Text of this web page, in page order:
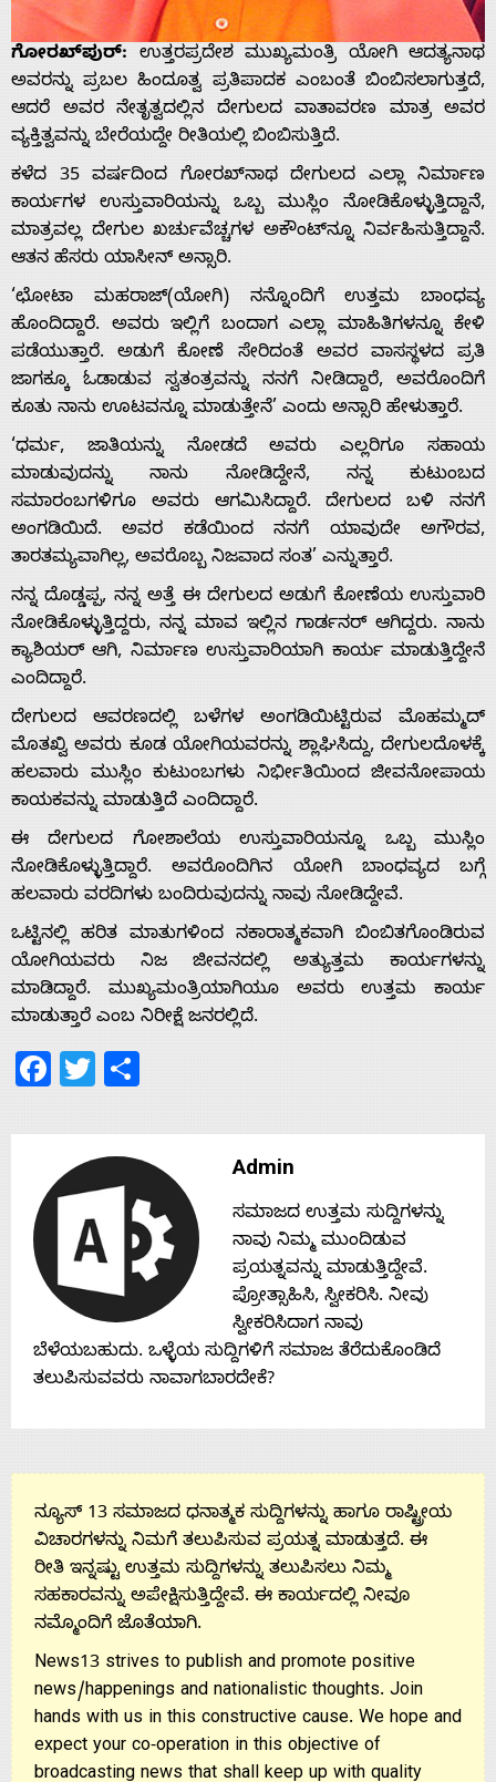
Home
About
Us
Advertise
With
s
Contact
Us
ಗೋರಖ್‌ಪುರ್: ಉತ್ತರಪ್ರದೇಶ ಮುಖ್ಯಮಂತ್ರಿ ಯೋಗಿ ಆದತ್ಯನಾಥ
ಅವರನ್ನು ಪ್ರಬಲ ಹಿಂದೂತ್ವ ಪ್ರತಿಪಾದಕ ಎಂಬಂತೆ ಬಿಂಬಿಸಲಾಗುತ್ತದೆ,
ಆದರೆ ಅವರ ನೇತೃತ್ವದಲ್ಲಿನ ದೇಗುಲದ ವಾತಾವರಣ ಮಾತ್ರ ಅವರ
ವ್ಯಕ್ತಿತ್ವವನ್ನು ಬೇರೆಯದ್ದೇ ರೀತಿಯಲ್ಲಿ ಬಿಂಬಿಸುತ್ತಿದೆ.
ಕಳೆದ 35 ವರ್ಷದಿಂದ ಗೋರಖ್‌ನಾಥ ದೇಗುಲದ ಎಲ್ಲಾ ನಿರ್ಮಾಣ
ಕಾರ್ಯಗಳ ಉಸ್ತುವಾರಿಯನ್ನು ಒಬ್ಬ ಮುಸ್ಲಿಂ ನೋಡಿಕೊಳ್ಳುತ್ತಿದ್ದಾನೆ,
ಮಾತ್ರವಲ್ಲ ದೇಗುಲ ಖರ್ಚುವೆಚ್ಚಗಳ ಅಕೌಂಟ್‌ನ್ನೂ ನಿರ್ವಹಿಸುತ್ತಿದ್ದಾನೆ.
ಆತನ ಹೆಸರು ಯಾಸೀನ್ ಅನ್ಸಾರಿ.
‘ಛೋಟಾ ಮಹರಾಜ್(ಯೋಗಿ) ನನ್ನೊಂದಿಗೆ ಉತ್ತಮ ಬಾಂಧವ್ಯ
ಹೊಂದಿದ್ದಾರೆ. ಅವರು ಇಲ್ಲಿಗೆ ಬಂದಾಗ ಎಲ್ಲಾ ಮಾಹಿತಿಗಳನ್ನೂ ಕೇಳಿ
ಪಡೆಯುತ್ತಾರೆ. ಅಡುಗೆ ಕೋಣೆ ಸೇರಿದಂತೆ ಅವರ ವಾಸಸ್ಥಳದ ಪ್ರತಿ
ಜಾಗಕ್ಕೂ ಓಡಾಡುವ ಸ್ವತಂತ್ರವನ್ನು ನನಗೆ ನೀಡಿದ್ದಾರೆ, ಅವರೊಂದಿಗೆ
ಕೂತು ನಾನು ಊಟವನ್ನೂ ಮಾಡುತ್ತೇನೆ’ ಎಂದು ಅನ್ಸಾರಿ ಹೇಳುತ್ತಾರೆ.
‘ಧರ್ಮ, ಜಾತಿಯನ್ನು ನೋಡದೆ ಅವರು ಎಲ್ಲರಿಗೂ ಸಹಾಯ
ಮಾಡುವುದನ್ನು ನಾನು ನೋಡಿದ್ದೇನೆ, ನನ್ನ ಕುಟುಂಬದ
ಸಮಾರಂಬಗಳಿಗೂ ಅವರು ಆಗಮಿಸಿದ್ದಾರೆ. ದೇಗುಲದ ಬಳಿ ನನಗೆ
ಅಂಗಡಿಯಿದೆ. ಅವರ ಕಡೆಯಿಂದ ನನಗೆ ಯಾವುದೇ ಅಗೌರವ,
ತಾರತಮ್ಯವಾಗಿಲ್ಲ, ಅವರೊಬ್ಬ ನಿಜವಾದ ಸಂತ’ ಎನ್ನುತ್ತಾರೆ.
ನನ್ನ ದೊಡ್ಡಪ್ಪ, ನನ್ನ ಅತ್ತೆ ಈ ದೇಗುಲದ ಅಡುಗೆ ಕೋಣೆಯ ಉಸ್ತುವಾರಿ
ನೋಡಿಕೊಳ್ಳುತ್ತಿದ್ದರು, ನನ್ನ ಮಾವ ಇಲ್ಲಿನ ಗಾರ್ಡನರ್ ಆಗಿದ್ದರು. ನಾನು
ಕ್ಯಾಶಿಯರ್ ಆಗಿ, ನಿರ್ಮಾಣ ಉಸ್ತುವಾರಿಯಾಗಿ ಕಾರ್ಯ ಮಾಡುತ್ತಿದ್ದೇನೆ
ಎಂದಿದ್ದಾರೆ.
ದೇಗುಲದ ಆವರಣದಲ್ಲಿ ಬಳೆಗಳ ಅಂಗಡಿಯಿಟ್ಟಿರುವ ಮೊಹಮ್ಮದ್
ಮೊತಖ್ವಿ ಅವರು ಕೂಡ ಯೋಗಿಯವರನ್ನು ಶ್ಲಾಘಿಸಿದ್ದು, ದೇಗುಲದೊಳಕ್ಕೆ
ಹಲವಾರು ಮುಸ್ಲಿಂ ಕುಟುಂಬಗಳು ನಿರ್ಭೀತಿಯಿಂದ ಜೀವನೋಪಾಯ
ಕಾಯಕವನ್ನು ಮಾಡುತ್ತಿದೆ ಎಂದಿದ್ದಾರೆ.
ಈ ದೇಗುಲದ ಗೋಶಾಲೆಯ ಉಸ್ತುವಾರಿಯನ್ನೂ ಒಬ್ಬ ಮುಸ್ಲಿಂ
ನೋಡಿಕೊಳ್ಳುತ್ತಿದ್ದಾರೆ. ಅವರೊಂದಿಗಿನ ಯೋಗಿ ಬಾಂಧವ್ಯದ ಬಗ್ಗೆ
ಹಲವಾರು ವರದಿಗಳು ಬಂದಿರುವುದನ್ನು ನಾವು ನೋಡಿದ್ದೇವೆ.
ಒಟ್ಟಿನಲ್ಲಿ ಹರಿತ ಮಾತುಗಳಿಂದ ನಕಾರಾತ್ಮಕವಾಗಿ ಬಿಂಬಿತಗೊಂಡಿರುವ
ಯೋಗಿಯವರು ನಿಜ ಜೀವನದಲ್ಲಿ ಅತ್ಯುತ್ತಮ ಕಾರ್ಯಗಳನ್ನು
ಮಾಡಿದ್ದಾರೆ. ಮುಖ್ಯಮಂತ್ರಿಯಾಗಿಯೂ ಅವರು ಉತ್ತಮ ಕಾರ್ಯ
ಮಾಡುತ್ತಾರೆ ಎಂಬ ನಿರೀಕ್ಷೆ ಜನರಲ್ಲಿದೆ.
Facebook
Twitter
Admin
ಸಮಾಜದ ಉತ್ತಮ ಸುದ್ದಿಗಳನ್ನು
ನಾವು ನಿಮ್ಮ ಮುಂದಿಡುವ
ಪ್ರಯತ್ನವನ್ನು ಮಾಡುತ್ತಿದ್ದೇವೆ.
ಪ್ರೋತ್ಸಾಹಿಸಿ, ಸ್ವೀಕರಿಸಿ. ನೀವು
ಸ್ವೀಕರಿಸಿದಾಗ ನಾವು
ಬೆಳೆಯಬಹುದು. ಒಳ್ಳೆಯ ಸುದ್ದಿಗಳಿಗೆ ಸಮಾಜ ತೆರೆದುಕೊಂಡಿದೆ
ತಲುಪಿಸುವವರು ನಾವಾಗಬಾರದೇಕೆ?
ನ್ಯೂಸ್ 13 ಸಮಾಜದ ಧನಾತ್ಮಕ ಸುದ್ದಿಗಳನ್ನು ಹಾಗೂ ರಾಷ್ಟ್ರೀಯ
ವಿಚಾರಗಳನ್ನು ನಿಮಗೆ ತಲುಪಿಸುವ ಪ್ರಯತ್ನ ಮಾಡುತ್ತದೆ. ಈ
ರೀತಿ ಇನ್ನಷ್ಟು ಉತ್ತಮ ಸುದ್ದಿಗಳನ್ನು ತಲುಪಿಸಲು ನಿಮ್ಮ
ಸಹಕಾರವನ್ನು ಅಪೇಕ್ಷಿಸುತ್ತಿದ್ದೇವೆ. ಈ ಕಾರ್ಯದಲ್ಲಿ ನೀವೂ
ನಮ್ಮೊಂದಿಗೆ ಜೊತೆಯಾಗಿ.
News13 strives to publish and promote positive
news/happenings and nationalistic thoughts. Join
hands with us in this constructive cause. We hope and
expect your co-operation in this objective of
broadcasting news that shall keep up with quality